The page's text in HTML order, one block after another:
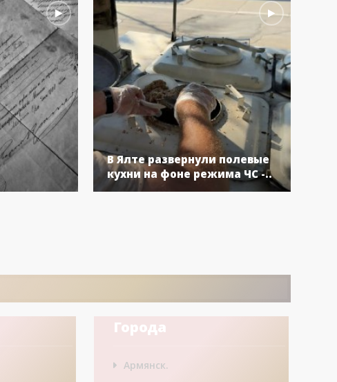
В Ялте развернули полевые
кухни на фоне режима ЧС -..
Города
Армянск.